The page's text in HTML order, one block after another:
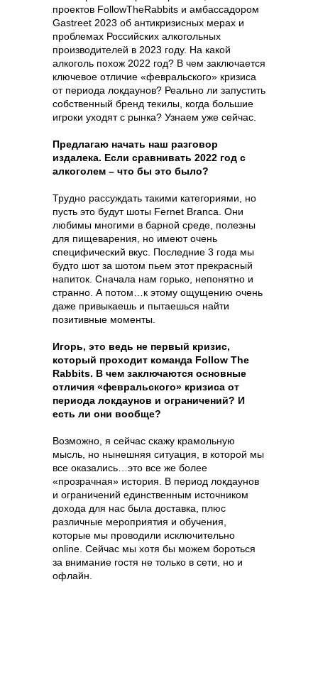
проектов FollowTheRabbits и амбассадором
Gastreet 2023 об антикризисных мерах и
проблемах Российских алкогольных
производителей в 2023 году. На какой
алкоголь похож 2022 год? В чем заключается
ключевое отличие «февральского» кризиса
от периода локдаунов? Реально ли запустить
собственный бренд текилы, когда большие
игроки уходят с рынка? Узнаем уже сейчас.
Предлагаю начать наш разговор
издалека. Если сравнивать 2022 год с
алкоголем – что бы это было?
Трудно рассуждать такими категориями, но
пусть это будут шоты Fernet Branca. Они
любимы многими в барной среде, полезны
для пищеварения, но имеют очень
специфический вкус. Последние 3 года мы
будто шот за шотом пьем этот прекрасный
напиток. Сначала нам горько, непонятно и
странно. А потом…к этому ощущению очень
даже привыкаешь и пытаешься найти
позитивные моменты.
Игорь, это ведь не первый кризис,
который проходит команда Follow The
Rabbits. В чем заключаются основные
отличия «февральского» кризиса от
периода локдаунов и ограничений? И
есть ли они вообще?
Возможно, я сейчас скажу крамольную
мысль, но нынешняя ситуация, в которой мы
все оказались…это все же более
«прозрачная» история. В период локдаунов
и ограничений единственным источником
дохода для нас была доставка, плюс
различные мероприятия и обучения,
которые мы проводили исключительно
online. Сейчас мы хотя бы можем бороться
за внимание гостя не только в сети, но и
офлайн.
ЗАКРЫТЫЙ ЧАТ
GASTREET NIGHT SHOW
ПРОЖИВАНИЕ В ОТЕЛЕ 5*
VIP-ЛИНИЯ ПОДДЕРЖКИ
200 000 Р
ИНДИВИДУАЛЬНЫЙ ТРАНСФЕР
ЗАКРЫТЫЙ ЧАТ
GASTREET NIGHT SHOW
ПРОЖИВАНИЕ В ОТЕЛЕ 5*
100 000 Р
ИНДИВИДУАЛЬНЫЙ ТРАНСФЕР
ЗАКРЫТЫЙ ЧАТ
GASTREET NIGHT SHOW
ПРОЖИВАНИЕ В ОТЕЛЕ 5*
45 000 Р
ИНДИВИДУАЛЬНЫЙ ТРАНСФЕР
ЗАКРЫТЫЙ ЧАТ
GASTREET NIGHT SHOW
ПРОЖИВАНИЕ В ОТЕЛЕ 5*
35 000 Р
ИНДИВИДУАЛЬНЫЙ ТРАНСФЕР